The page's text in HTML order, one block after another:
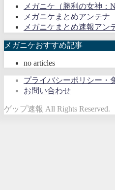
メガニケ（勝利の女神：
メガニケまとめアンテナ
メガニケまとめ速報アン
メガニケおすすめ記事
no articles
プライバシーポリシー・
お問い合わせ
ゲップ速報 All Rights Reserved.